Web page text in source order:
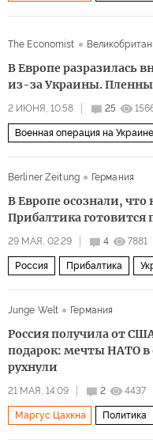
The Economist
В Европе разразилась
из-за Украины.
2 ИЮНЯ, 10:58 25
Военная операция на Украине
Berliner Zeitung Германия
В Европе осознали, что
Прибалтика готовится
29 МАЯ, 02:29 4 7881
Россия Прибалтика
Junge Welt Германия
Россия получила от
подарок: мечты НАТО в
рухнули
21 МАЯ, 14:09 2 4437
Маргус Цахкна Политика